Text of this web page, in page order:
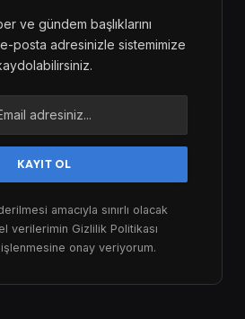
ve gündem başlıklarını
posta adresinizle sistemimize
amacıyla sınırlı olacak
verilerimin Gizlilik Politikası
işlenmesine onay veriyorum.